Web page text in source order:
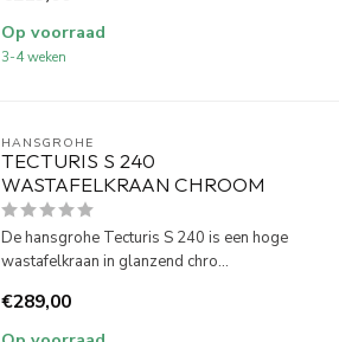
Op voorraad
3-4 weken
HANSGROHE
TECTURIS S 240
WASTAFELKRAAN CHROOM
De hansgrohe Tecturis S 240 is een hoge
wastafelkraan in glanzend chro...
€289,00